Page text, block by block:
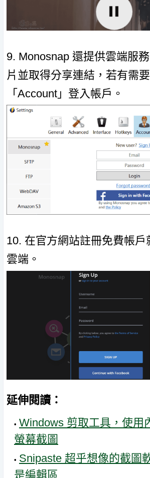
9. Monosnap 還提供雲端服
片並取得分享連結，若有需
「Account」登入帳戶。
10. 在官方網站註冊免費帳戶
雲端。
延伸閱讀：
Windows 剪取工具，使用
螢幕截圖
Snipaste 超乎想像的截圖
是編輯區